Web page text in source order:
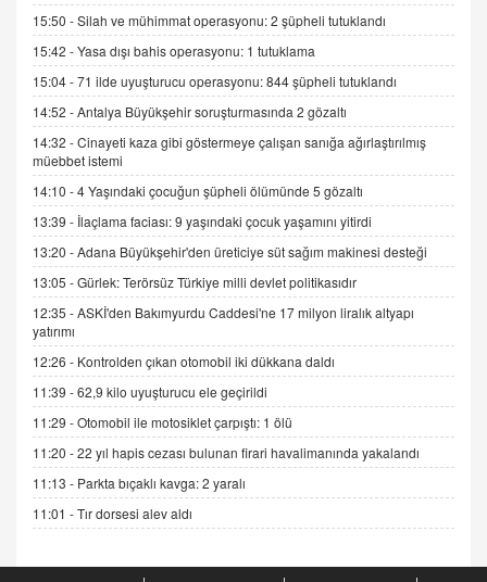
İNCİ GÜL AKÖL
Trump Keşke Adana'yı da Ziyaret Etse...
06.07.2026 13:00
ADEM AKÖL
Esed Destekçilerinin Yüzüne Vurulan Şamar:
Sednaya
11.12.2024 12:30
DR. EKREM ASLAN
Gerçek Ne, Algı Ne? "Beraber Yürüyoruz"
Cümlesinin Peşinden
GÖNÜL MENEKŞE
Şifacının Yolu
04.11.2025 12:56
AV. RÜMEYSA ÖZKALE
Kira Uyuşmazlıklarında Dava Açmadan Önce
Arabulucuya Başvuru Şartı
15:50 -Silah ve mühimmat operasyonu: 2 şüpheli tutuklandı
15:42 -Yasa dışı bahis operasyonu: 1 tutuklama
15:04 -71 ilde uyuşturucu operasyonu: 844 şüpheli tutuklandı
14:52 -Antalya Büyükşehir soruşturmasında 2 gözaltı
14:32 -Cinayeti kaza gibi göstermeye çalışan sanığa ağırlaştırılmış
müebbet istemi
14:10 -4 Yaşındaki çocuğun şüpheli ölümünde 5 gözaltı
13:39 - İlaçlama faciası: 9 yaşındaki çocuk yaşamını yitirdi
13:20 -Adana Büyükşehir'den üreticiye süt sağım makinesi desteği
13:05 -Gürlek: Terörsüz Türkiye milli devlet politikasıdır
12:35 -ASKİ'den Bakımyurdu Caddesi'ne 17 milyon liralık altyapı
yatırımı
12:26 - Kontrolden çıkan otomobil iki dükkana daldı
11:39 -62,9 kilo uyuşturucu ele geçirildi
11:29 -Otomobil ile motosiklet çarpıştı: 1 ölü
11:20 -22 yıl hapis cezası bulunan firari havalimanında yakalandı
11:13 - Parkta bıçaklı kavga: 2 yaralı
11:01 -Tır dorsesi alev aldı